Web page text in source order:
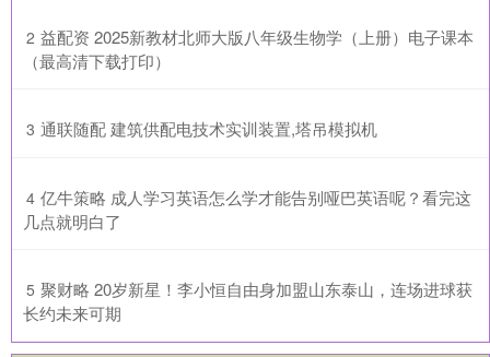
2 ​益配资 2025新教材北师大版八年级生物学（上册）电子课本
（最高清下载打印）
3 ​通联随配 建筑供配电技术实训装置,塔吊模拟机
4 ​亿牛策略 成人学习英语怎么学才能告别哑巴英语呢？看完这
几点就明白了
5 ​聚财略 20岁新星！李小恒自由身加盟山东泰山，连场进球获
长约未来可期